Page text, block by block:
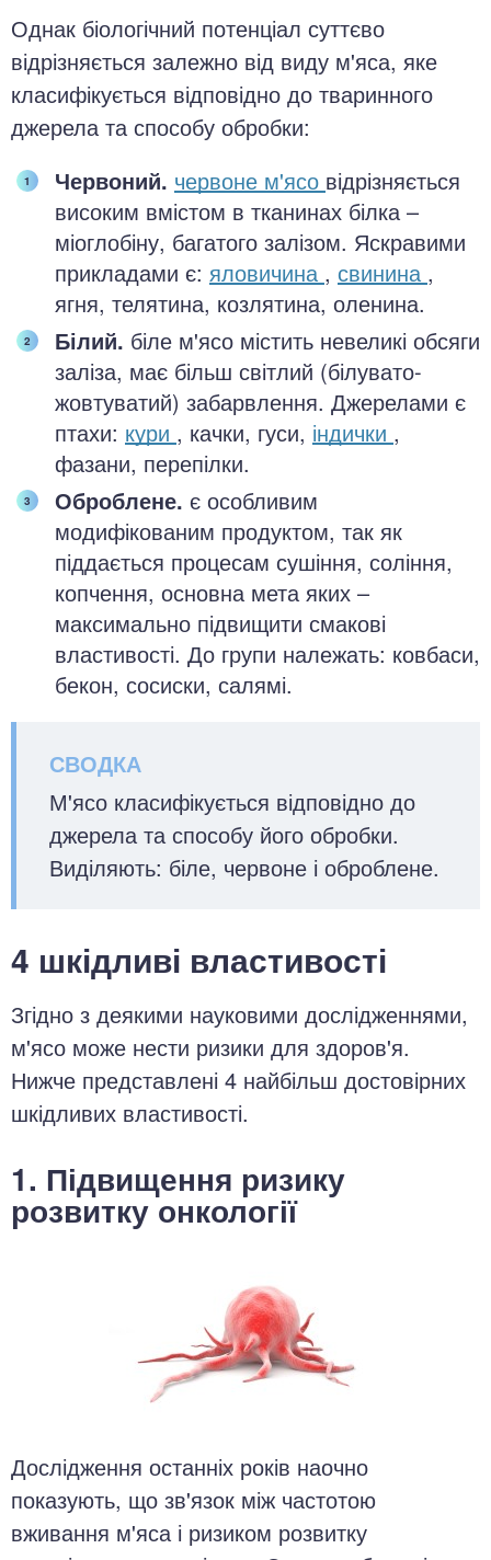
Однак біологічний потенціал суттєво
відрізняється залежно від виду м'яса, яке
класифікується відповідно до тваринного
джерела та способу обробки:
Червоний. червоне м'ясо відрізняється
високим вмістом в тканинах білка –
міоглобіну, багатого залізом. Яскравими
прикладами є: яловичина , свинина ,
ягня, телятина, козлятина, оленина.
Білий. біле м'ясо містить невеликі обсяги
заліза, має більш світлий (білувато-
жовтуватий) забарвлення. Джерелами є
птахи: кури , качки, гуси, індички ,
фазани, перепілки.
Оброблене. є особливим
модифікованим продуктом, так як
піддається процесам сушіння, соління,
копчення, основна мета яких –
максимально підвищити смакові
властивості. До групи належать: ковбаси,
бекон, сосиски, салямі.
М'ясо класифікується відповідно до
джерела та способу його обробки.
Виділяють: біле, червоне і оброблене.
4 шкідливі властивості
Згідно з деякими науковими дослідженнями,
м'ясо може нести ризики для здоров'я.
Нижче представлені 4 найбільш достовірних
шкідливих властивості.
1. Підвищення ризику
розвитку онкології
Дослідження останніх років наочно
показують, що зв'язок між частотою
вживання м'яса і ризиком розвитку